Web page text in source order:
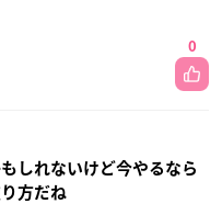
0
しれないけど今やるなら
方だね